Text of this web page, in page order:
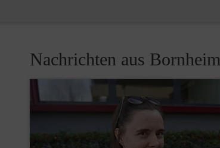
Nachrichten aus Bornheim